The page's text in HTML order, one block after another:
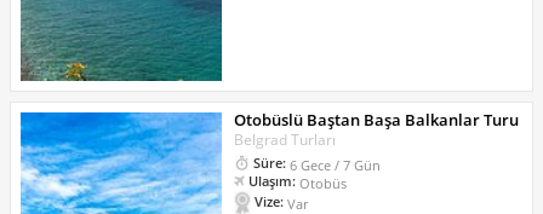
Otobüslü Baştan Başa Balkanlar Turu
Belgrad Turları
Süre: 6 Gece / 7 Gün
Ulaşım: Otobüs
Vize: Var